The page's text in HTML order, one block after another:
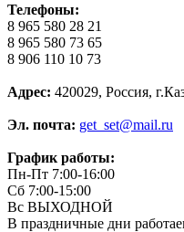
Телефоны:
8 965 580 28 21
8 965 580 73 65
8 906 110 10 73
Адрес: 420029, Россия,
Эл. почта: get_set@mail.ru
График работы:
Пн-Пт 7:00-16:00
Сб 7:00-15:00
Вс ВЫХОДНОЙ
В праздничные дни